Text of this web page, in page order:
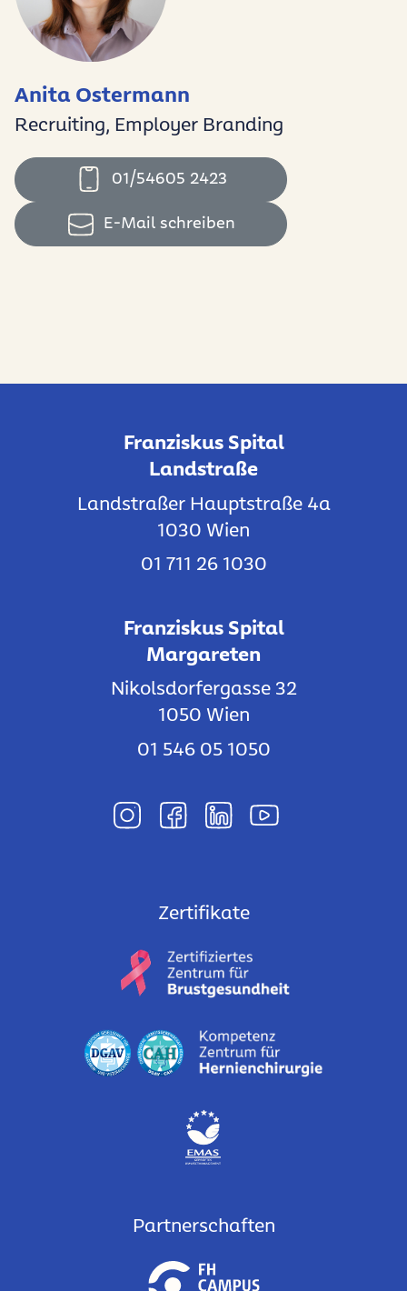
Anita Ostermann
Recruiting, Employer Branding
01/54605 2423
E-Mail schreiben
Franziskus Spital
Landstraße
Landstraßer Hauptstraße 4a
1030 Wien
01 711 26 1030
Franziskus Spital
Margareten
Nikolsdorfergasse 32
1050 Wien
01 546 05 1050
Zertifikate
Partnerschaften